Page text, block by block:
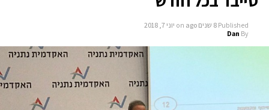
Published 8 שנים ago on יוני 7, 2018
By
Dan